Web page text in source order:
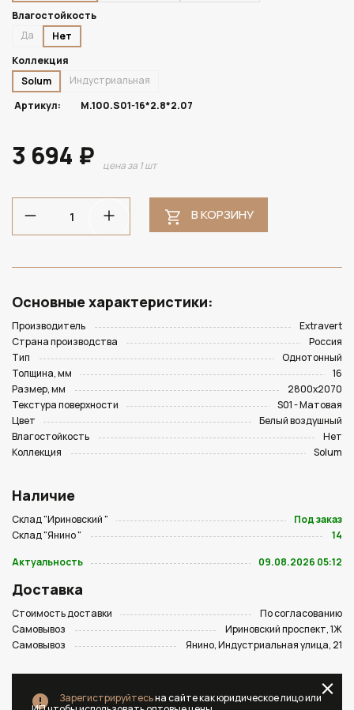
Влагостойкость
Да
Нет
Коллекция
Solum
Индустриальная
Артикул:
M.100.S01-16*2.8*2.07
3 694 ₽ цена за 1 шт
В КОРЗИНУ
Основные характеристики:
Производитель
Extravert
Страна производства
Россия
Тип
Однотонный
Толщина, мм
16
Размер, мм
2800х2070
Текстура поверхности
S01 - Матовая
Цвет
Белый воздушный
Влагостойкость
Нет
Коллекция
Solum
Наличие
Склад "Ириновский "
Под заказ
Склад "Янино "
14
Актуальность
09.08.2026 05:12
Доставка
Стоимость доставки
По согласованию
Самовывоз
Ириновский проспект, 1Ж
Самовывоз
Янино, Индустриальная улица, 21
Зарегистрируйтесьна сайте как юридическое лицо или